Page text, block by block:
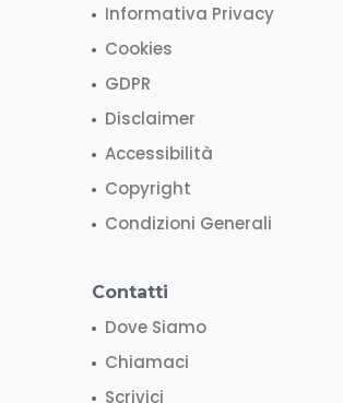
Informativa Privacy
Cookies
GDPR
Disclaimer
Accessibilità
Copyright
Condizioni Generali
Contatti
Dove Siamo
Chiamaci
Scrivici